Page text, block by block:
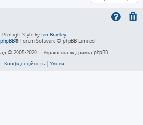
ProLight Style by Ian Bradley
phpBB® Forum Software © phpBB Limited
© 2005-2020
Українська підтримка phpBB
Конфіденційність| Умови